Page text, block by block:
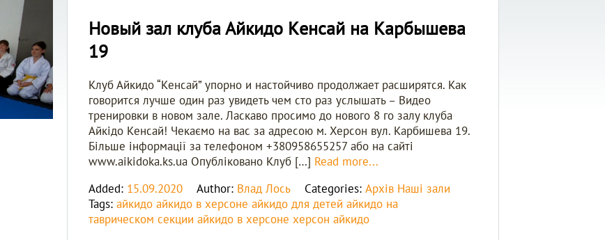
Новый зал клуба Айкидо Kенсай на Карбышева
19
Клуб Айкидо “Kенсай” упорно и настойчиво продолжает расширятся. Как
говорится лучше один раз увидеть чем сто раз услышать – Видео
тренировки в новом зале. Ласкаво просимо до нового 8 го залу клуба
Айкідо Kенсай! Чекаємо на вас за адресою м. Херсон вул. Карбишева 19.
Більше інформації за телефоном +380958655257 або на сайті
www.aikidoka.ks.ua Опубліковано Клуб […] Read more...
Added: 15.09.2020 Author: Влад Лось Categories: Архів Наші зали
Tags: айкидо айкидо в херсоне айкидо для детей айкидо на
таврическом секции айкидо в херсоне херсон айкидо